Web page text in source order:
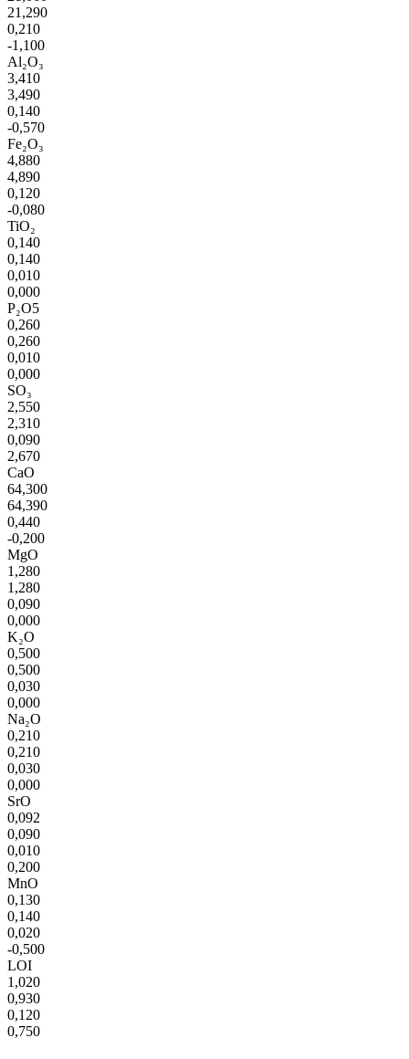
21,290
0,210
-1,100
Al₂O₃
3,410
3,490
0,140
-0,570
Fe₂O₃
4,880
4,890
0,120
-0,080
TiO₂
0,140
0,140
0,010
0,000
P₂O5
0,260
0,260
0,010
0,000
SO₃
2,550
2,310
0,090
2,670
CaO
64,300
64,390
0,440
-0,200
MgO
1,280
1,280
0,090
0,000
K₂O
0,500
0,500
0,030
0,000
Na₂O
0,210
0,210
0,030
0,000
SrO
0,092
0,090
0,010
0,200
MnO
0,130
0,140
0,020
-0,500
LOI
1,020
0,930
0,120
0,750